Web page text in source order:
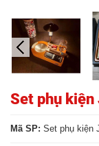
Set phụ
Mã SP: Set phụ kiện